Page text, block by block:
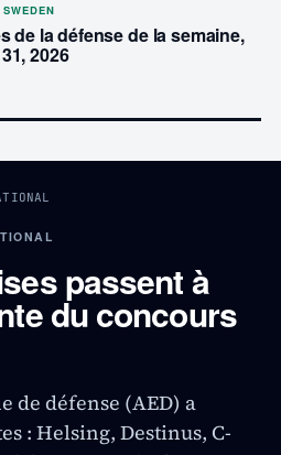
de la défense de la semaine,
2026
passent à
du concours
de défense (AED) a
: Helsing, Destinus, C-